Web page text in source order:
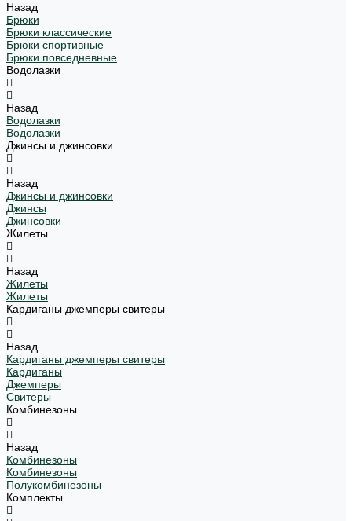
Назад
Брюки
Брюки классические
Брюки спортивные
Брюки повседневные
Водолазки
Назад
Водолазки
Водолазки
Джинсы и джинсовки
Назад
Джинсы и джинсовки
Джинсы
Джинсовки
Жилеты
Назад
Жилеты
Жилеты
Кардиганы джемперы свитеры
Назад
Кардиганы джемперы свитеры
Кардиганы
Джемперы
Свитеры
Комбинезоны
Назад
Комбинезоны
Комбинезоны
Полукомбинезоны
Комплекты